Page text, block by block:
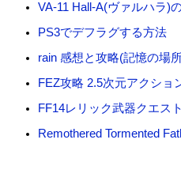
VA-11 Hall-A(ヴァルハラ)
PS3でデフラグする方法
rain 感想と攻略(記憶の場
FEZ攻略 2.5次元アクショ
FF14レリック武器クエス
Remothered Tormented